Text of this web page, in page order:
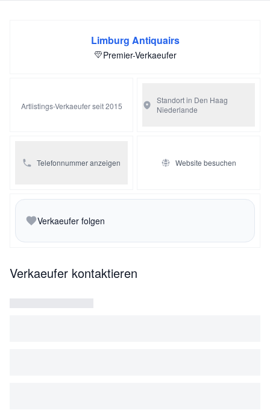
Limburg Antiquairs
Premier-Verkaeufer
Artlistings-Verkaeufer seit 2015
Standort in Den Haag
Niederlande
Telefonnummer anzeigen Website besuchen
Verkaeufer folgen
Verkaeufer kontaktieren